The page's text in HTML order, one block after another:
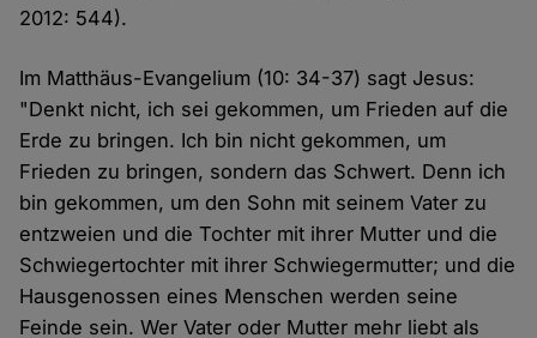
2012: 544).
Im Matthäus-Evangelium (10: 34-37) sagt Jesus:
"Denkt nicht, ich sei gekommen, um Frieden auf die
Erde zu bringen. Ich bin nicht gekommen, um
Frieden zu bringen, sondern das Schwert. Denn ich
bin gekommen, um den Sohn mit seinem Vater zu
entzweien und die Tochter mit ihrer Mutter und die
Schwiegertochter mit ihrer Schwiegermutter; und die
Hausgenossen eines Menschen werden seine
Feinde sein. Wer Vater oder Mutter mehr liebt als